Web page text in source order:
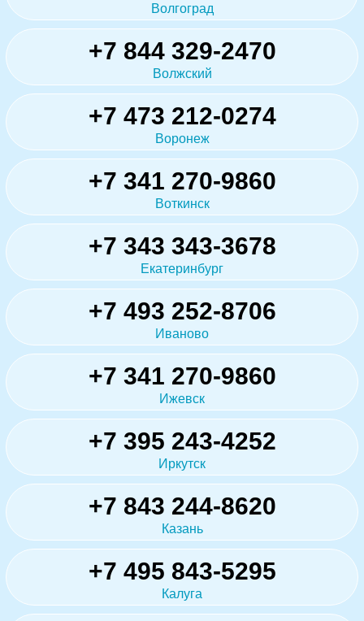
Волгоград
+7 844 329-2470
Волжский
+7 473 212-0274
Воронеж
+7 341 270-9860
Воткинск
+7 343 343-3678
Екатеринбург
+7 493 252-8706
Иваново
+7 341 270-9860
Ижевск
+7 395 243-4252
Иркутск
+7 843 244-8620
Казань
+7 495 843-5295
Калуга